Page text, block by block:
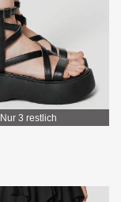
Nur 3 restlich